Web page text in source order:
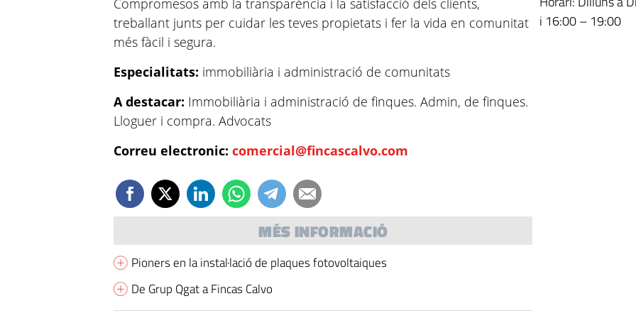
Compromesos amb la transparència i la satisfacció dels clients,
treballant junts per cuidar les teves propietats i fer la vida en comunitat
més fàcil i segura.
Especialitats: immobiliària i administració de comunitats
A destacar: Immobiliària i administració de finques. Admin, de finques.
Lloguer i compra. Advocats
Correu electronic: comercial@fincascalvo.com
MÉS INFORMACIÓ
Pioners en la instal·lació de plaques fotovoltaiques
De Grup Qgat a Fincas Calvo
i 16:00 – 19:00